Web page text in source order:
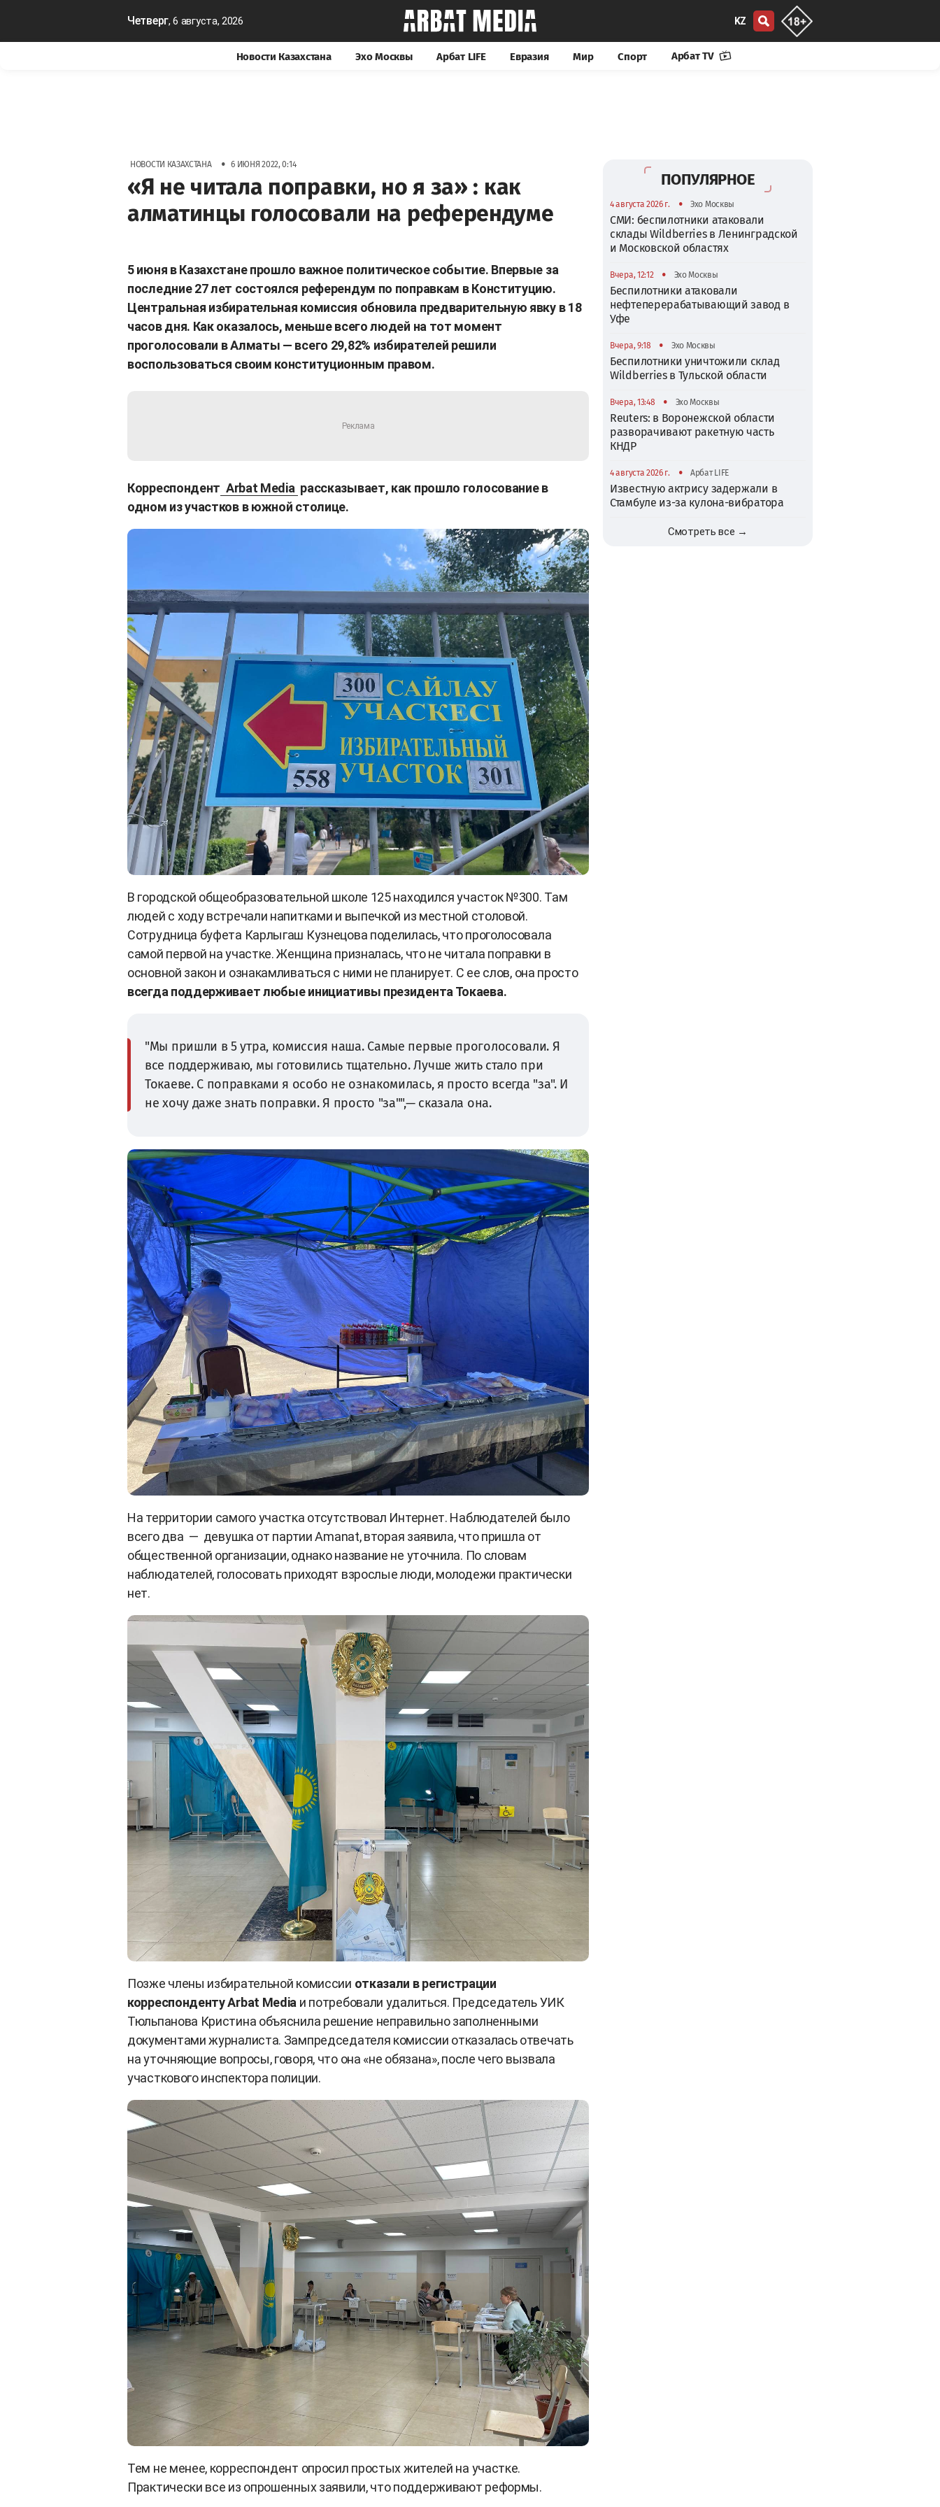
Четверг, 6 августа, 2026 KZ
Новости Казахстана Эхо Москвы Арбат LIFE Евразия Мир Спорт Арбат TV
НОВОСТИ КАЗАХСТАНА • 6 ИЮНЯ 2022, 0:14
«Я не читала поправки, но я за» : как
алматинцы голосовали на референдуме
5 июня в Казахстане прошло важное политическое событие. Впервые за
последние 27 лет состоялся референдум по поправкам в Конституцию.
Центральная избирательная комиссия обновила предварительную явку в 18
часов дня. Как оказалось, меньше всего людей на тот момент
проголосовали в Алматы — всего 29,82% избирателей решили
воспользоваться своим конституционным правом.
Корреспондент Arbat Media рассказывает, как прошло голосование в
одном из участков в южной столице.
В городской общеобразовательной школе 125 находился участок №300. Там
людей с ходу встречали напитками и выпечкой из местной столовой.
Сотрудница буфета Карлыгаш Кузнецова поделилась, что проголосовала
самой первой на участке. Женщина призналась, что не читала поправки в
основной закон и ознакамливаться с ними не планирует. С ее слов, она просто
всегда поддерживает любые инициативы президента Токаева.
"Мы пришли в 5 утра, комиссия наша. Самые первые проголосовали. Я
все поддерживаю, мы готовились тщательно. Лучше жить стало при
Токаеве. С поправками я особо не ознакомилась, я просто всегда "за". И
не хочу даже знать поправки. Я просто "за"",— сказала она.
На территории самого участка отсутствовал Интернет. Наблюдателей было
всего два — девушка от партии Amanat, вторая заявила, что пришла от
общественной организации, однако название не уточнила. По словам
наблюдателей, голосовать приходят взрослые люди, молодежи практически
нет.
Позже члены избирательной комиссии отказали в регистрации
корреспонденту Arbat Media и потребовали удалиться. Председатель УИК
Тюльпанова Кристина объяснила решение неправильно заполненными
документами журналиста. Зампредседателя комиссии отказалась отвечать
на уточняющие вопросы, говоря, что она «не обязана», после чего вызвала
участкового инспектора полиции.
Тем не менее, корреспондент опросил простых жителей на участке.
Практически все из опрошенных заявили, что поддерживают реформы.
ПОПУЛЯРНОЕ
4 августа 2026 г. • Эхо Москвы
СМИ: беспилотники атаковали
склады Wildberries в Ленинградской
и Московской областях
Вчера, 12:12 • Эхо Москвы
Беспилотники атаковали
нефтеперерабатывающий завод в
Уфе
Вчера, 9:18 • Эхо Москвы
Беспилотники уничтожили склад
Wildberries в Тульской области
Вчера, 13:48 • Эхо Москвы
Reuters: в Воронежской области
разворачивают ракетную часть
КНДР
4 августа 2026 г. • Арбат LIFE
Известную актрису задержали в
Стамбуле из-за кулона-вибратора
Смотреть все →